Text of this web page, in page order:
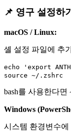
📌 영구 설정하기
macOS / Linux:
셸 설정 파일에 추
echo 'export
bash를 사용한다면
Windows
시스템 환경변수에